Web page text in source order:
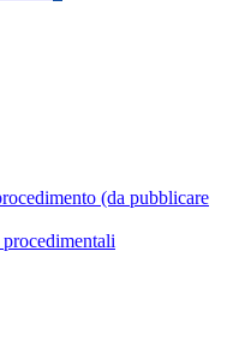
(da pubblicare